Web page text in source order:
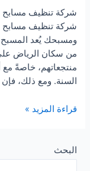
شركة تنظيف مسابح
شركة تنظيف مسابح
ومسبحك يُعد المسبح
من سكان الرياض
منتجعاتهم، خاصةً مع
السنة. ومع ذلك،
شركة
بالرياض
قراءة المزيد »
البحث